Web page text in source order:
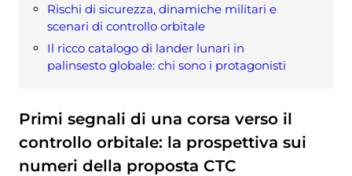
Rischi di sicurezza, dinamiche militari e
scenari di controllo orbitale
Il ricco catalogo di lander lunari in
palinsesto globale: chi sono i protagonisti
Primi segnali di una corsa verso il
controllo orbitale: la prospettiva sui
numeri della proposta CTC